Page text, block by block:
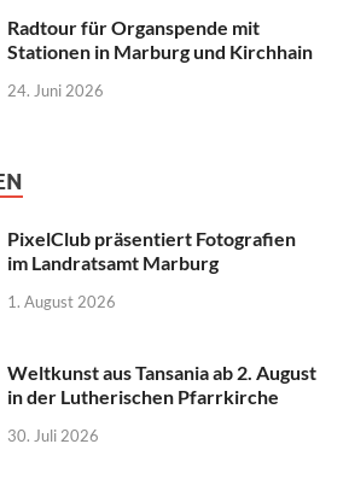
Radtour für Organspende mit
Stationen in Marburg und Kirchhain
24. Juni 2026
PixelClub präsentiert Fotografien
im Landratsamt Marburg
1. August 2026
Weltkunst aus Tansania ab 2. August
in der Lutherischen Pfarrkirche
30. Juli 2026